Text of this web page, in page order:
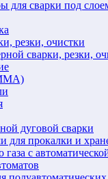
для сварки под
резки, очистки
сварки, резки,
дуговой сварки
для прокалки и
газа с